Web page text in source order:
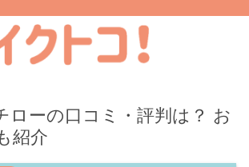
ローの口コミ・評判は？ お
紹介